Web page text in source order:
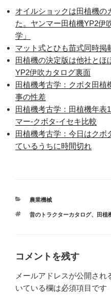
オイルショックは田植機の
た。ヤンマー田植機YP2伊
学」
マット式とひも苗式同時掲
田植機の決定版は他社とほ
YP2伊吹カタログ裏面
田植機考古学：クボタ田植
事の性差
田植機考古学：田植機年表
マー-クボタ-イセキ比較
田植機考古学：今日はクボ
ているうちに時間切れ
カ
ゴ
農業機械
タ
昔のトラクターカタログ、 田植
コメントを残す
メールアドレスが公開され
いている欄は必須項目です